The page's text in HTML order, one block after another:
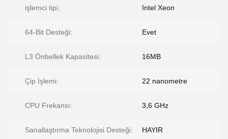
işlemci tipi: Intel Xeon
64-Bit Desteği: Evet
L3 Önbellek Kapasitesi: 16MB
Çip İşlemi: 22 nanometre
CPU Frekansı: 3,6 GHz
Sanallaştırma Teknolojisi Desteği: HAYIR